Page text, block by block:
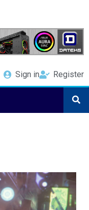
Sign in Register